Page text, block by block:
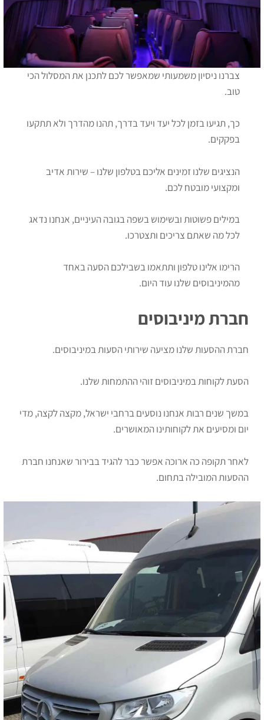
צברנו ניסיון משמעותי שמאפשר לכם לתכנן את המסלול הכי
טוב.
כך, תגיעו בזמן לכל יעד ויעד בדרך, תהנו מהדרך ולא תתקעו
בפקקים.
הנציגים שלנו זמינים אליכם בטלפון שלנו – שירות אדיב
ומקצועי מובטח לכם.
במילים פשוטות ובשימוש בשפה בגובה העיניים, אנחנו נדאג
לכל מה שאתם צריכים ותצטרכו.
הרימו אלינו טלפון ותתאמו בשבילכם הסעה באחד
מהמיניבוסים שלנו עוד היום.
חברת מיניבוסים
חברת ההסעות שלנו מציעה שירותי הסעות במיניבוסים.
הסעת לקוחות במיניבוסים זוהי ההתמחות שלנו.
במשך שנים רבות אנחנו נוסעים ברחבי ישראל, מקצה לקצה, מדי
יום ומסיעים את לקוחותינו המאושרים.
לאחר תקופה כה ארוכה אפשר כבר להגיד בבירור שאנחנו חברת
ההסעות המובילה בתחום.